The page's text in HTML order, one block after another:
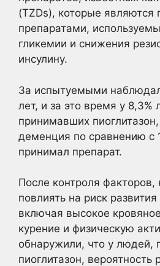
(TZDs), которые являются
препаратами,
гликемии и снижения
инсулину.
За испытуемыми
лет, и за это время у 8,3%
принимавших
деменция по сравнению с
принимал препарат.
После контроля факторов,
повлиять на риск
включая высокое
курение и физическую
обнаружили, что у
пиоглитазон, вероятность